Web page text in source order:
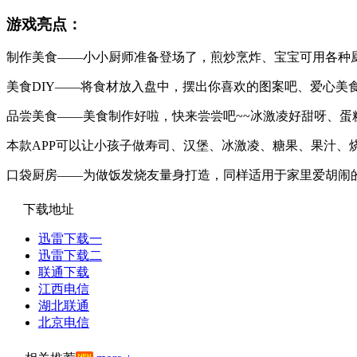
游戏亮点：
制作美食——小小厨师准备登场了，煎炒烹炸、宝宝可用各种
美食DIY——将食材放入盘中，摆出你喜欢的图案吧、爱心美
品尝美食——美食制作好啦，快来尝尝吧~~冰激凌好甜呀、
本款APP可以让小孩子做寿司、汉堡、冰激凌、糖果、果汁
口袋厨房——为做饭发烧友量身打造，同样适用于家里爱胡闹
下载地址
迅雷下载一
迅雷下载二
联通下载
江西电信
湖北联通
北京电信